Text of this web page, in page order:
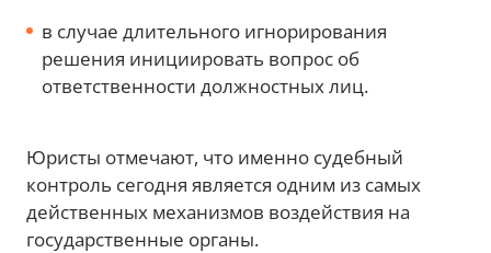
в случае длительного игнорирования
решения инициировать вопрос об
ответственности должностных лиц.
Юристы отмечают, что именно судебный
контроль сегодня является одним из самых
действенных механизмов воздействия на
государственные органы.